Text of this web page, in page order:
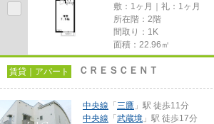
敷：1ヶ月｜礼：1ヶ月
所在階：2階
間取り：1K
面積：22.96㎡
賃貸｜アパート ＣＲＥＳＣＥＮＴ
中央線 「 三鷹 」駅 徒歩11分
中央線 「 武蔵境 」駅 徒歩17分